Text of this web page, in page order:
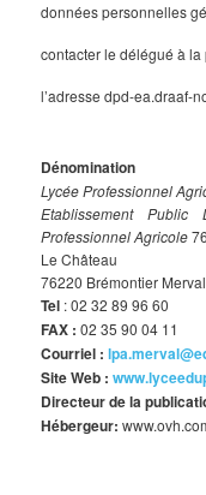
données personnelles
contacter le délégué à
l’adresse dpd-ea.draaf-
Dénomination
Lycée Professionnel
Etablissement Public
Professionnel Agricole76
Le Château
76220 Brémontier Merval
Tel : 02 32 89 96 60
FAX : 02 35 90 04 11
Courriel :
Site Web :
Directeur de la
Hébergeur: